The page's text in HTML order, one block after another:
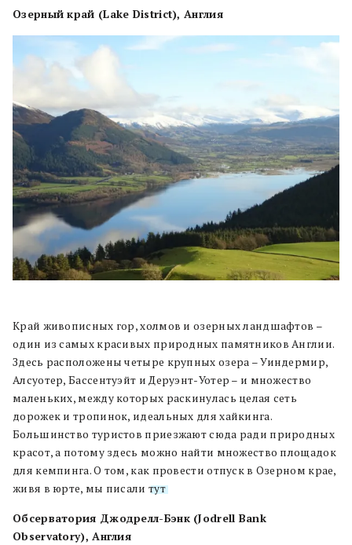
Озерный край (Lake District), Англия
Край живописных гор, холмов и озерных ландшафтов –
один из самых красивых природных памятников Англии.
Здесь расположены четыре крупных озера – Уиндермир,
Алсуотер, Бассентуэйт и Деруэнт-Уотер – и множество
маленьких, между которых раскинулась целая сеть
дорожек и тропинок, идеальных для хайкинга.
Большинство туристов приезжают сюда ради природных
красот, а потому здесь можно найти множество площадок
для кемпинга. О том, как провести отпуск в Озерном крае,
живя в юрте, мы писали тут.
Обсерватория Джодрелл-Бэнк (Jodrell Bank
Observatory), Англия